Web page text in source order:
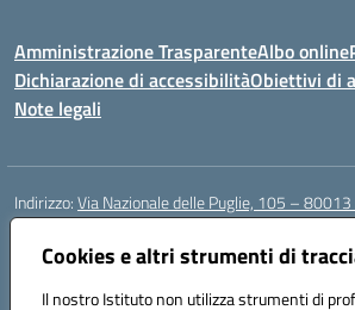
Cookies e altri strumenti di
Il nostro Istituto non utilizza strumenti di
Amministrazione TrasparenteAlbo online
Dichiarazione di accessibilitàObiettivi di
Note legali
Indirizzo:Via Nazionale delle Puglie, 105 – 80013
Centralino:
Email:naee32300a@istruzione.it